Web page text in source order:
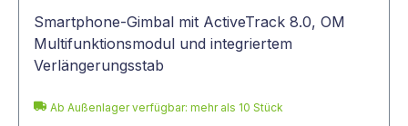
Smartphone-Gimbal mit ActiveTrack 8.0, OM
Multifunktionsmodul und integriertem
Verlängerungsstab
Ab Außenlager verfügbar: mehr als 10 Stück